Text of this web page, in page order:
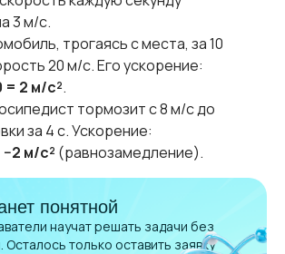
3 м/с.
трогаясь с места, за 10
20 м/с. Его ускорение:
= 2 м/с².
тормозит с 8 м/с до
за 4 с. Ускорение:
−2 м/с² (равнозамедление).
понятной
научат решать задачи без
только оставить заявку